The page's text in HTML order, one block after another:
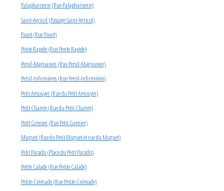
Palapharnerie (Rue Palapharnerie)
Saint-Agricol (Passage Saint-Agricol)
Pavot (Rue Pavot)
Pente Rapide (Rue Pente Rapide)
Persil-Magnanen (Rue Persil-Magnanen)
Persil-Infirmières (Rue Persil-Infirmières)
Petit Amouyer (Rue du Petit Amouyer)
Petit Change (Rue du Petit Change)
Petit Grenier (Rue Petit Grenier)
Muguet (Rue du Petit Muguet et rue du Muguet)
Petit Paradis (Place du Petit Paradis)
Petite Calade (Rue Petite Calade)
Petite-Crémade (Rue Petite-Crémade)